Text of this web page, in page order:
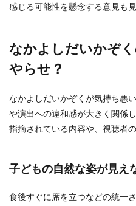
感じる可能性を懸念する意見も見
なかよしだいかぞ
やらせ？
なかよしだいかぞくが気持ち悪
や演出への違和感が大きく関係
指摘されている内容や、視聴者
子どもの自然な姿が見え
食後すぐに席を立つなどの統一